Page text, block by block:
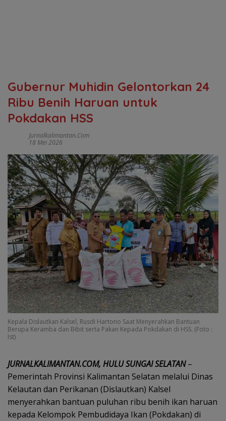
Gubernur Muhidin Gelontorkan 24
Ribu Benih Haruan untuk
Pokdakan HSS
Jurnalkalimantan.com
18 Mei 2026
Kepala Dislautkan Kalsel, Rusdi Hartono Saat Menyerahkan Bantuan
Berupa Keramba dan Bibit serta Pakan Kepada Pokdakan di HSS. (Foto :
Ist)
JURNALKALIMANTAN.COM, HULU SUNGAI SELATAN–
Pemerintah Provinsi Kalimantan Selatan melalui Dinas
Kelautan dan Perikanan (Dislautkan) Kalsel
menyerahkan bantuan puluhan ribu benih ikan haruan
kepada Kelompok Pembudidaya Ikan (Pokdakan) di